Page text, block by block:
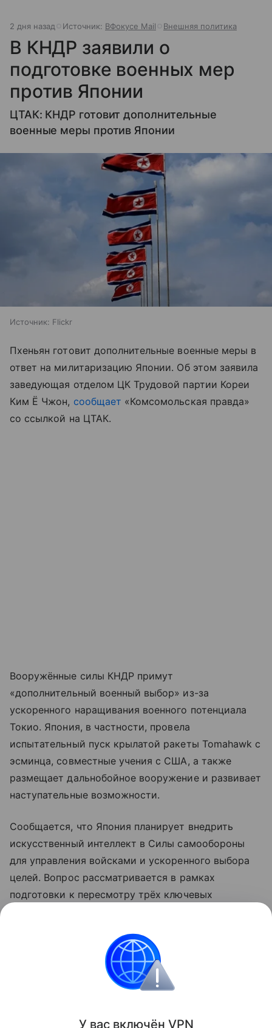
2 дня назад Источник: ВФокусе Mail Внешняя политика
В КНДР заявили о
подготовке военных мер
против Японии
ЦТАК: КНДР готовит дополнительные
военные меры против Японии
Источник: Flickr
Пхеньян готовит дополнительные военные меры в
ответ на милитаризацию Японии. Об этом заявила
заведующая отделом ЦК Трудовой партии Кореи
Ким Ё Чжон, сообщает «Комсомольская правда»
со ссылкой на ЦТАК.
Вооружённые силы КНДР примут
«дополнительный военный выбор» из-за
ускоренного наращивания военного потенциала
Токио. Япония, в частности, провела
испытательный пуск крылатой ракеты Tomahawk с
эсминца, совместные учения с США, а также
размещает дальнобойное вооружение и развивает
наступательные возможности.
Сообщается, что Япония планирует внедрить
искусственный интеллект в Силы самообороны
для управления войсками и ускоренного выбора
целей. Вопрос рассматривается в рамках
подготовки к пересмотру трёх ключевых
обновить до конца года.
Внешняя политика
Поделиться
У вас включён VPN